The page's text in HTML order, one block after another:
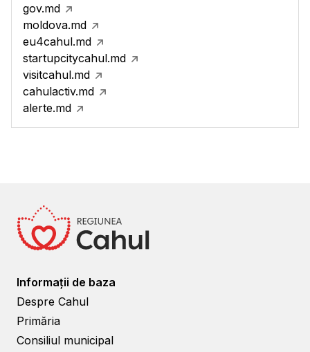
gov.md
moldova.md
eu4cahul.md
startupcitycahul.md
visitcahul.md
cahulactiv.md
alerte.md
Informații de baza
Despre Cahul
Primăria
Consiliul municipal